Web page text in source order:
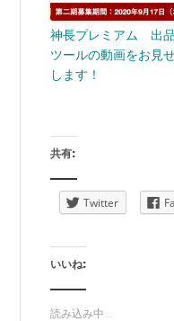
神長プレミアム 出品
ツールの動画をお見
します！
共有:
Twitter
いいね:
読み込み中...